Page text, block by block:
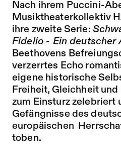
Nach ihrem Puccini-
Musiktheaterkollektiv
ihre zweite Serie:
Fidelio - Ein deutscher
Beethovens
verzerrtes Echo
eigene historische
Freiheit, Gleichheit
zum Einsturz zelebriert
Gefängnisse des
europäischen
toben.